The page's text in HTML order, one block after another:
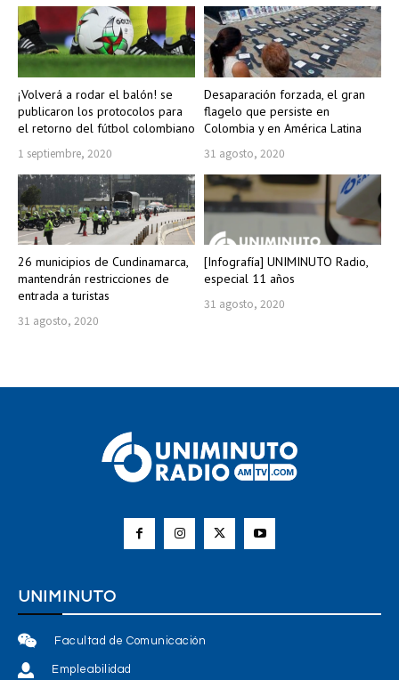
¡Volverá a rodar el balón! se
publicaron los protocolos para
el retorno del fútbol colombiano
1 septiembre, 2020
Desaparación forzada, el gran
flagelo que persiste en
Colombia y en América Latina
31 agosto, 2020
26 municipios de Cundinamarca,
mantendrán restricciones de
entrada a turistas
31 agosto, 2020
[Infografía] UNIMINUTO Radio,
especial 11 años
31 agosto, 2020
UNIMINUTO
Facultad de Comunicación
Empleabilidad